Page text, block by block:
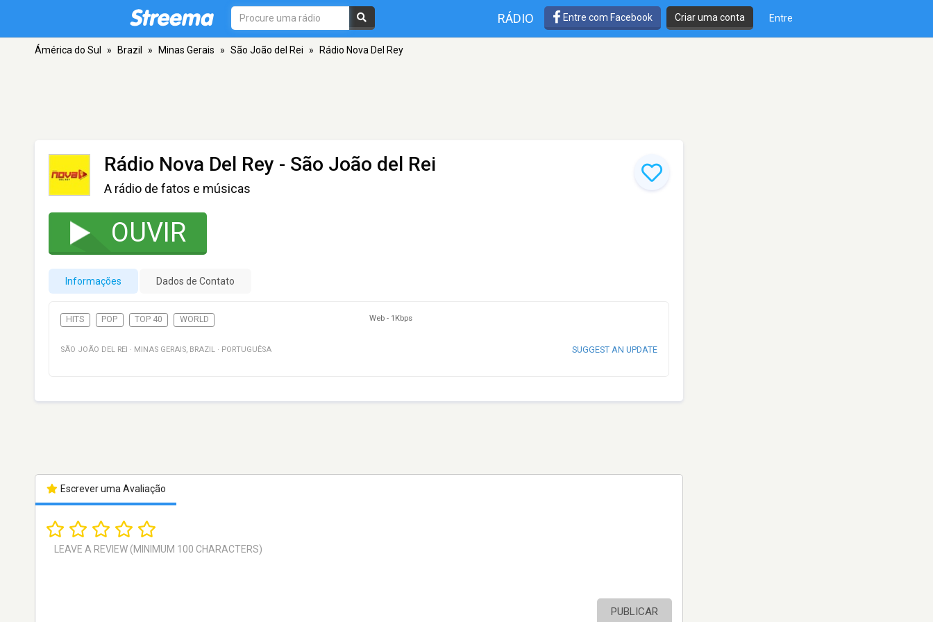
RÁDIO Entre com Facebook Criar uma conta Entre
Ámérica do Sul » Brazil » Minas Gerais » São João del Rei » Rádio Nova Del Rey
Rádio Nova Del Rey - São João del Rei
A rádio de fatos e músicas
OUVIR
Informações Dados de Contato
HITS POP TOP 40 WORLD Web - 1Kbps
SÃO JOÃO DEL REI · MINAS GERAIS, BRAZIL · PORTUGUÊSA SUGGEST AN UPDATE
Escrever uma Avaliação
PUBLICAR